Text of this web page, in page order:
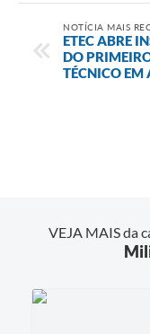
NOTÍCIA MAIS
ETEC ABRE
DO
TÉCNICO
VEJA MAIS da